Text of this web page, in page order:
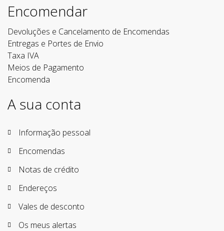
Encomendar
Devoluções e Cancelamento de Encomendas
Entregas e Portes de Envio
Taxa IVA
Meios de Pagamento
Encomenda
A sua conta
Informação pessoal
Encomendas
Notas de crédito
Endereços
Vales de desconto
Os meus alertas